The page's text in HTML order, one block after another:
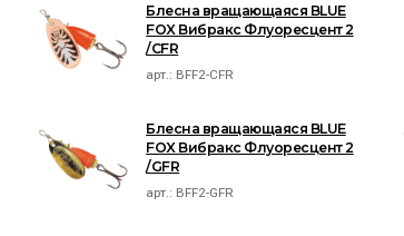
Блесна вращающаяся BLUE
FOX Вибракс Флуоресцент 2
/CFR
арт.: BFF2-CFR
Блесна вращающаяся BLUE
FOX Вибракс Флуоресцент 2
/GFR
арт.: BFF2-GFR